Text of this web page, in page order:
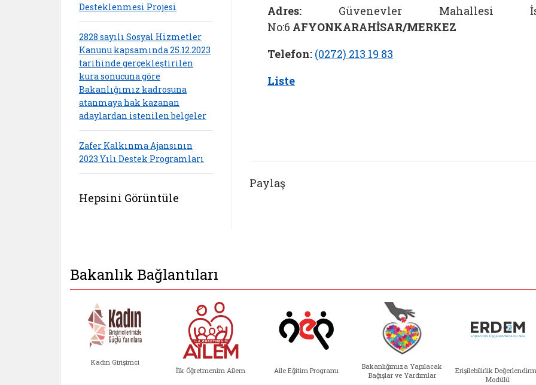
Desteklenmesi Projesi
2828 sayılı Sosyal Hizmetler
Kanunu kapsamında 25.12.2023
tarihinde gerçekleştirilen
kura sonucuna göre
Bakanlığımız kadrosuna
atanmaya hak kazanan
adaylardan istenilen belgeler
Zafer Kalkınma Ajansının
2023 Yılı Destek Programları
Hepsini Görüntüle
Adres: Güvenevler Mahallesi
No:6 AFYONKARAHİSAR/MERKEZ
Telefon: (0272) 213 19 83
Liste
Paylaş
Bakanlık Bağlantıları
Kadın Girişimci
İlk Öğretmenim Ailem Aile Eğitim Programı
Bakanlığımıza Yapılacak
Bağışlar ve Yardımlar
Erişilebilirlik
Modülü